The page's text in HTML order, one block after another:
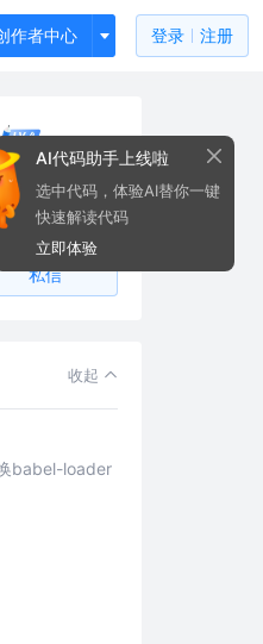
作者中心 登录 注册
94
粉丝
私信
收起
babel-loader
AI代码助手上线啦
选中代码，体验AI替你一键
快速解读代码
立即体验